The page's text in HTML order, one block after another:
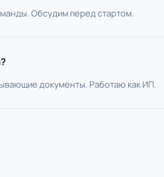
Обсудим перед стартом.
документы. Работаю как ИП.